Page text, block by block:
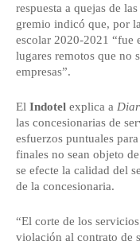
respuesta a quejas de
gremio indicó que, por
escolar 2020-2021 “fue
lugares remotos que no
empresas”.
El Indotel explica a
las concesionarias de
esfuerzos puntuales
finales no sean objeto
se efecte la calidad del
de la concesionaria.
“El corte de los
violación al contrato de